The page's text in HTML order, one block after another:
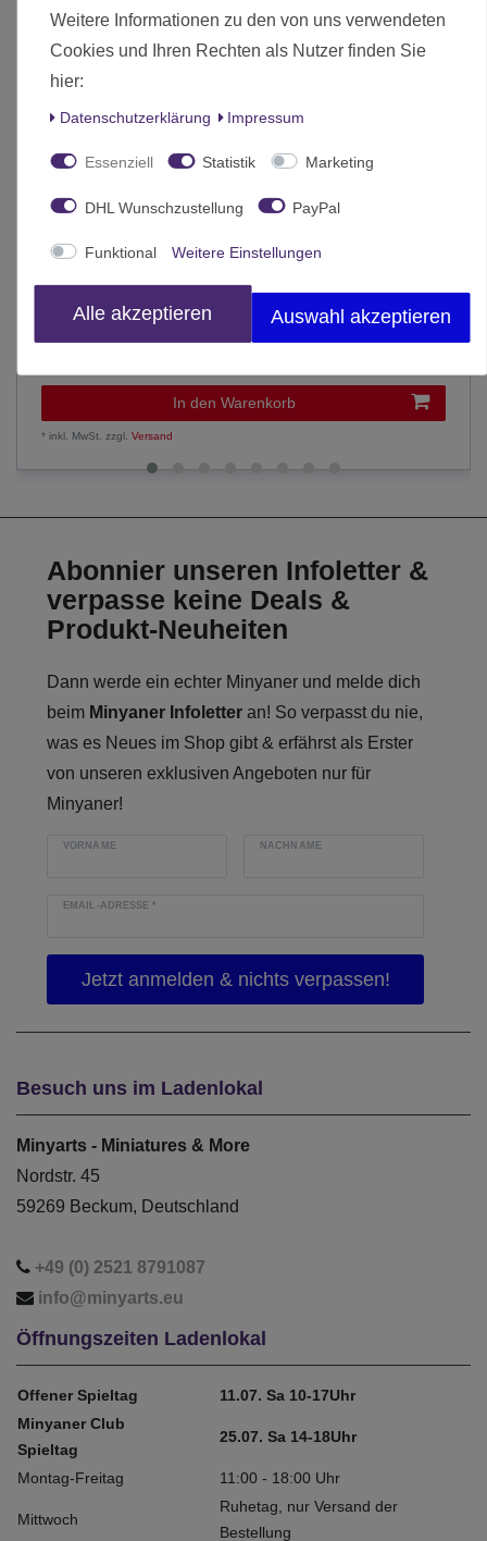
Magic Der Hobbit Collector Booster (Englisch)
In den Warenkorb
*inkl. MwSt. zzgl.Versand
Abonnier unseren Infoletter &
verpasse keine Deals &
Produkt-Neuheiten
Dann werde ein echter Minyaner und melde dich
beim Minyaner Infoletter an! So verpasst du nie,
was es Neues im Shop gibt & erfährst als Erster
von unseren exklusiven Angeboten nur für
Minyaner!
VORNAME NACHNAME
EMAIL-ADRESSE*
Besuch uns im Ladenlokal
Minyarts - Miniatures & More
Nordstr. 45
59269 Beckum, Deutschland
+49 (0) 2521 8791087
info@minyarts.eu
Öffnungszeiten Ladenlokal
Offener Spieltag
11.07. Sa 10-17Uhr
Minyaner Club
Spieltag
25.07. Sa 14-18Uhr
Montag-Freitag 11:00 - 18:00 Uhr
Mittwoch
Ruhetag, nur Versand der
Bestellung
Weitere Informationen zu den von uns verwendeten
Cookies und Ihren Rechten als Nutzer finden Sie
hier:
Daten­schutz­erklärung Impressum
Essenziell Statistik Marketing
DHL Wunschzustellung PayPal
Funktional Weitere Einstellungen
Alle akzeptieren Auswahl akzeptieren